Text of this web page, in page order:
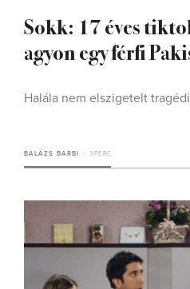
Sokk: 17 éves
agyon egy férfi
Halála nem elszigetelt
BALÁZS BARBI 3 PERC